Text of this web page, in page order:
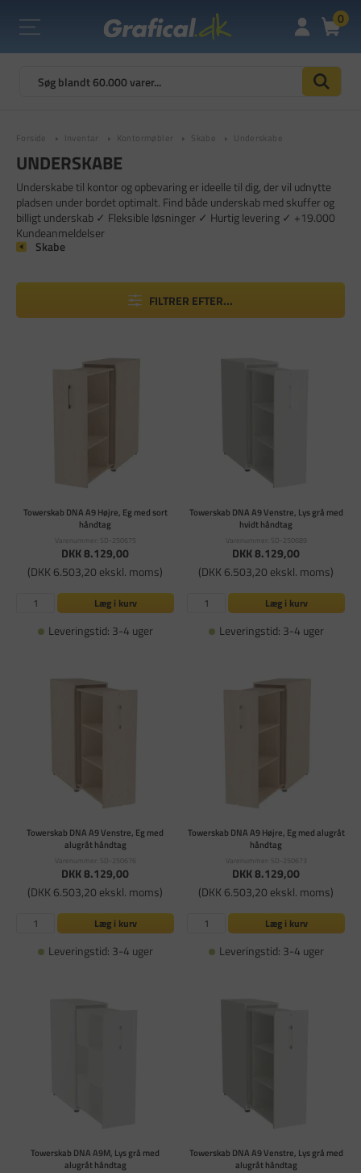
0
Forside Inventar Kontormøbler Skabe Underskabe
UNDERSKABE
Underskabe til kontor og opbevaring er ideelle til dig, der vil udnytte
pladsen under bordet optimalt. Find både underskab med skuffer og
billigt underskab ✓ Fleksible løsninger ✓ Hurtig levering ✓ +19.000
Kundeanmeldelser
Skabe
FILTRER EFTER...
Towerskab DNA A9 Højre, Eg med sort
håndtag
Varenummer: SD-250675
DKK 8.129,00
(DKK 6.503,20 ekskl. moms)
Læg i kurv
Leveringstid: 3-4 uger
Towerskab DNA A9 Venstre, Lys grå med
hvidt håndtag
Varenummer: SD-250689
DKK 8.129,00
(DKK 6.503,20 ekskl. moms)
Læg i kurv
Leveringstid: 3-4 uger
Towerskab DNA A9 Venstre, Eg med
alugråt håndtag
Varenummer: SD-250676
DKK 8.129,00
(DKK 6.503,20 ekskl. moms)
Læg i kurv
Leveringstid: 3-4 uger
Towerskab DNA A9 Højre, Eg med alugråt
håndtag
Varenummer: SD-250673
DKK 8.129,00
(DKK 6.503,20 ekskl. moms)
Læg i kurv
Leveringstid: 3-4 uger
Towerskab DNA A9M, Lys grå med
alugråt håndtag
Towerskab DNA A9 Venstre, Lys grå med
alugråt håndtag